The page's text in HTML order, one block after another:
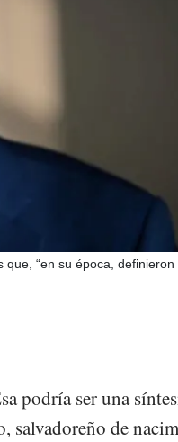
que, “en su época, definieron
podría ser una
salvadoreño de